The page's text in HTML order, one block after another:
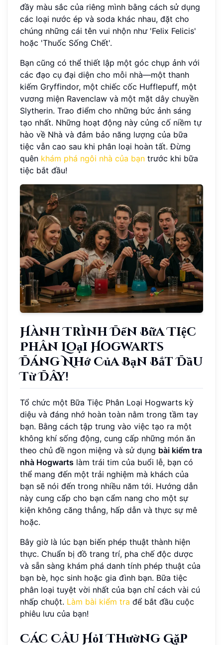
đầy màu sắc của riêng mình bằng cách sử dụng
các loại nước ép và soda khác nhau, đặt cho
chúng những cái tên vui nhộn như 'Felix Felicis'
hoặc 'Thuốc Sống Chết'.
Bạn cũng có thể thiết lập một góc chụp ảnh với
các đạo cụ đại diện cho mỗi nhà—một thanh
kiếm Gryffindor, một chiếc cốc Hufflepuff, một
vương miện Ravenclaw và một mặt dây chuyền
Slytherin. Trao điểm cho những bức ảnh sáng
tạo nhất. Những hoạt động này củng cố niềm tự
hào về Nhà và đảm bảo năng lượng của bữa
tiệc vẫn cao sau khi phân loại hoàn tất. Đừng
quên khám phá ngôi nhà của bạn trước khi bữa
tiệc bắt đầu!
Hành Trình Đến Bữa Tiệc
Phân Loại Hogwarts
Đáng Nhớ Của Bạn Bắt Đầu
Từ Đây!
Tổ chức một Bữa Tiệc Phân Loại Hogwarts kỳ
diệu và đáng nhớ hoàn toàn nằm trong tầm tay
bạn. Bằng cách tập trung vào việc tạo ra một
không khí sống động, cung cấp những món ăn
theo chủ đề ngon miệng và sử dụng bài kiểm tra
nhà Hogwarts làm trái tim của buổi lễ, bạn có
thể mang đến một trải nghiệm mà khách của
bạn sẽ nói đến trong nhiều năm tới. Hướng dẫn
này cung cấp cho bạn cẩm nang cho một sự
kiện không căng thẳng, hấp dẫn và thực sự mê
hoặc.
Bây giờ là lúc bạn biến phép thuật thành hiện
thực. Chuẩn bị đồ trang trí, pha chế độc dược
và sẵn sàng khám phá danh tính phép thuật của
bạn bè, học sinh hoặc gia đình bạn. Bữa tiệc
phân loại tuyệt vời nhất của bạn chỉ cách vài cú
nhấp chuột. Làm bài kiểm tra để bắt đầu cuộc
phiêu lưu của bạn!
Các Câu Hỏi Thường Gặp